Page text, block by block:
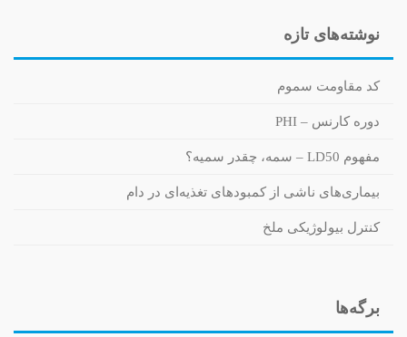
نوشته‌های تازه
کد مقاومت سموم
دوره کارنس – PHI
مفهوم LD50 – سمه، چقدر سمیه؟
بیماری‌های ناشی از کمبودهای تغذیه‌ای در دام
کنترل بیولوژیکی ملخ
برگه‌ها